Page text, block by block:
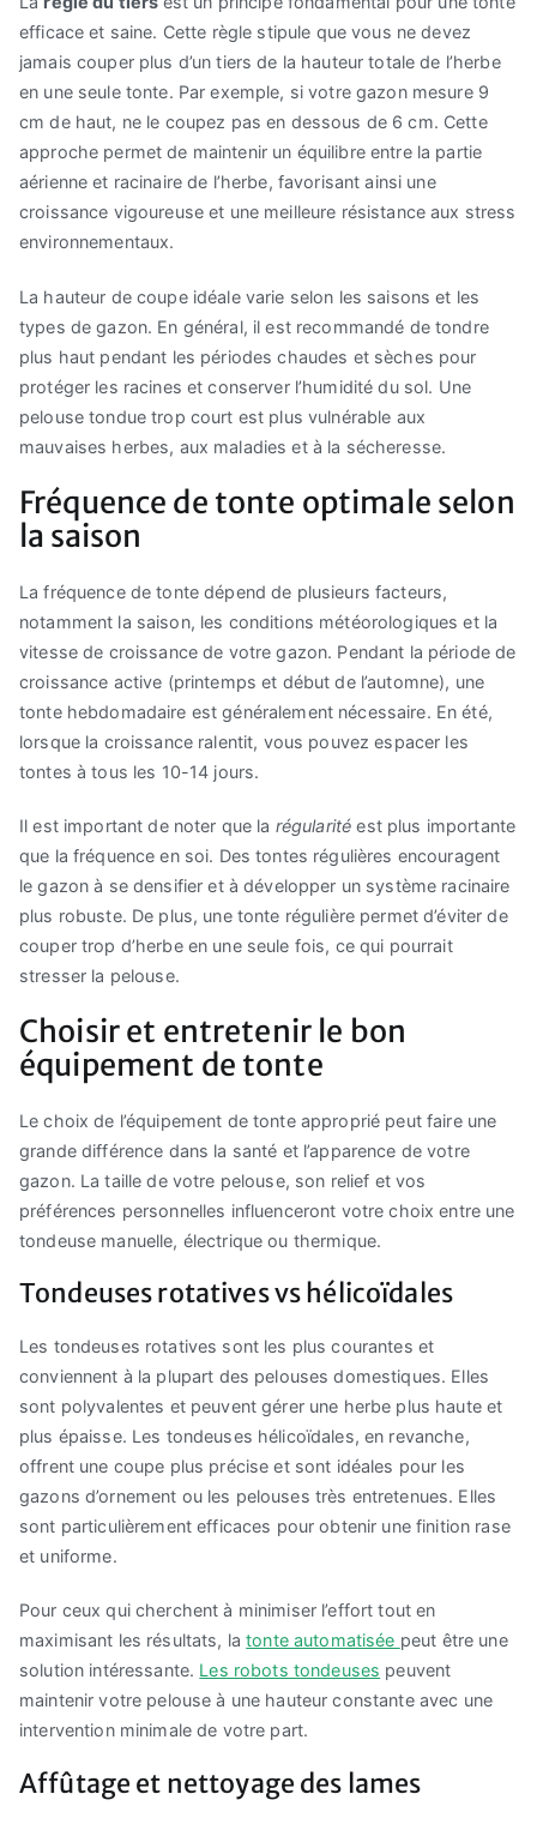
efficace et saine. Cette règle stipule que vous ne devez
jamais couper plus d’un tiers de la hauteur totale de l’herbe
en une seule tonte. Par exemple, si votre gazon mesure 9
cm de haut, ne le coupez pas en dessous de 6 cm. Cette
approche permet de maintenir un équilibre entre la partie
aérienne et racinaire de l’herbe, favorisant ainsi une
croissance vigoureuse et une meilleure résistance aux stress
environnementaux.
La hauteur de coupe idéale varie selon les saisons et les
types de gazon. En général, il est recommandé de tondre
plus haut pendant les périodes chaudes et sèches pour
protéger les racines et conserver l’humidité du sol. Une
pelouse tondue trop court est plus vulnérable aux
mauvaises herbes, aux maladies et à la sécheresse.
Fréquence de tonte optimale selon
la saison
La fréquence de tonte dépend de plusieurs facteurs,
notamment la saison, les conditions météorologiques et la
vitesse de croissance de votre gazon. Pendant la période de
croissance active (printemps et début de l’automne), une
tonte hebdomadaire est généralement nécessaire. En été,
lorsque la croissance ralentit, vous pouvez espacer les
tontes à tous les 10-14 jours.
Il est important de noter que la régularitéest plus importante
que la fréquence en soi. Des tontes régulières encouragent
le gazon à se densifier et à développer un système racinaire
plus robuste. De plus, une tonte régulière permet d’éviter de
couper trop d’herbe en une seule fois, ce qui pourrait
stresser la pelouse.
Choisir et entretenir le bon
équipement de tonte
Le choix de l’équipement de tonte approprié peut faire une
grande différence dans la santé et l’apparence de votre
gazon. La taille de votre pelouse, son relief et vos
préférences personnelles influenceront votre choix entre une
tondeuse manuelle, électrique ou thermique.
Tondeuses rotatives vs hélicoïdales
Les tondeuses rotatives sont les plus courantes et
conviennent à la plupart des pelouses domestiques. Elles
sont polyvalentes et peuvent gérer une herbe plus haute et
plus épaisse. Les tondeuses hélicoïdales, en revanche,
offrent une coupe plus précise et sont idéales pour les
gazons d’ornement ou les pelouses très entretenues. Elles
sont particulièrement efficaces pour obtenir une finition rase
et uniforme.
Pour ceux qui cherchent à minimiser l’effort tout en
maximisant les résultats, latonte automatisée peut être une
solution intéressante. Les robots tondeuses peuvent
maintenir votre pelouse à une hauteur constante avec une
intervention minimale de votre part.
Affûtage et nettoyage des lames